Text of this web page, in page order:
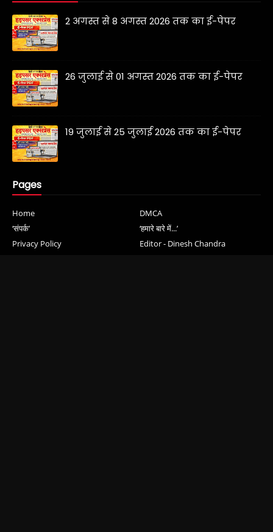
2 अगस्त से 8 अगस्त 2026 तक का ई-पेपर
26 जुलाई से 01 अगस्त 2026 तक का ई-पेपर
19 जुलाई से 25 जुलाई 2026 तक का ई-पेपर
Pages
Home
DMCA
‘संपर्क’
‘हमारे बारे में...’
Privacy Policy
Editor - Dinesh Chandra